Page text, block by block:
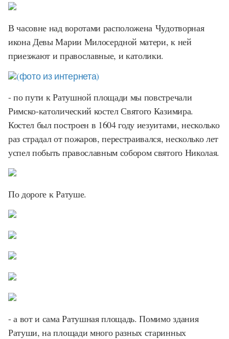
В часовне над воротами расположена Чудотворная
икона Девы Марии Милосердной матери, к ней
приезжают и православные, и католики.
(фото из интернета)
- по пути к Ратушной площади мы повстречали
Римско-католический костел Святого Казимира.
Костел был построен в 1604 году иезуитами, несколько
раз страдал от пожаров, перестраивался, несколько лет
успел побыть православным собором святого Николая.
По дороге к Ратуше.
- а вот и сама Ратушная площадь. Помимо здания
Ратуши, на площади много разных старинных